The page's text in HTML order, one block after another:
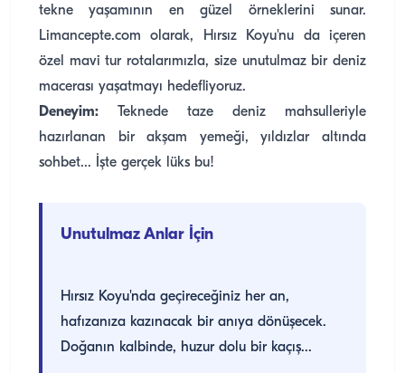
tekne yaşamının en güzel örneklerini sunar.
Limancepte.com olarak, Hırsız Koyu'nu da içeren
özel mavi tur rotalarımızla, size unutulmaz bir deniz
macerası yaşatmayı hedefliyoruz.
Deneyim: Teknede taze deniz mahsulleriyle
hazırlanan bir akşam yemeği, yıldızlar altında
sohbet... İşte gerçek lüks bu!
Unutulmaz Anlar İçin
Hırsız Koyu'nda geçireceğiniz her an,
hafızanıza kazınacak bir anıya dönüşecek.
Doğanın kalbinde, huzur dolu bir kaçış...